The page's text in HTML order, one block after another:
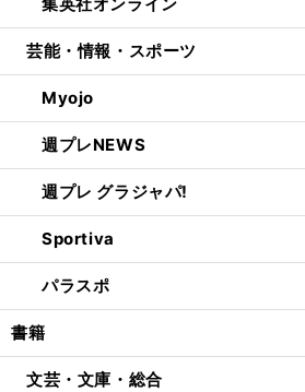
芸能・情報・スポーツ
Myojo
週プレNEWS
週プレ グラジャパ!
Sportiva
パラスポ
書籍
文芸・文庫・総合